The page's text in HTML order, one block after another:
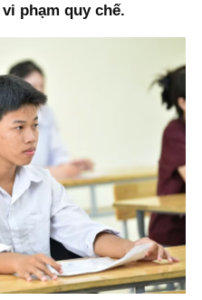
phạm quy chế.